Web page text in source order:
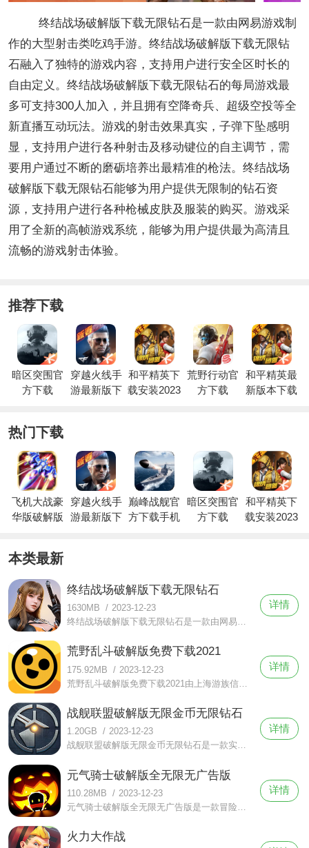
终结战场破解版下载无限钻石是一款由网易游戏制
作的大型射击类吃鸡手游。终结战场破解版下载无限钻
石融入了独特的游戏内容，支持用户进行安全区时长的
自由定义。终结战场破解版下载无限钻石的每局游戏最
多可支持300人加入，并且拥有空降奇兵、超级空投等全
新直播互动玩法。游戏的射击效果真实，子弹下坠感明
显，支持用户进行各种射击及移动键位的自主调节，需
要用户通过不断的磨砺培养出最精准的枪法。终结战场
破解版下载无限钻石能够为用户提供无限制的钻石资
源，支持用户进行各种枪械皮肤及服装的购买。游戏采
用了全新的高帧游戏系统，能够为用户提供最为高清且
流畅的游戏射击体验。
推荐下载
暗区突围官
方下载
穿越火线手
游最新版下
和平精英下
载安装2023
荒野行动官
方下载
和平精英最
新版本下载
热门下载
飞机大战豪
华版破解版
穿越火线手
游最新版下
巅峰战舰官
方下载手机
暗区突围官
方下载
和平精英下
载安装2023
本类最新
终结战场破解版下载无限钻石
1630MB / 2023-12-23
详情
荒野乱斗破解版免费下载2021
175.92MB / 2023-12-23
荒野乱斗破解版免费下载2021由上海游族信息技术有限公司设计制作，是一款非常火爆的3v3即时设计手游。游戏拥有着数十种不同的英雄角色设计，采用了节奏较快的pk竞技玩法。
详情
战舰联盟破解版无限金币无限钻石
1.20GB / 2023-12-23
战舰联盟破解版无限金币无限钻石是一款实时3D战舰海战手游，游戏中收录了各个国家的战舰可供玩家收集使用，航空母舰、战列舰、巡洋舰、驱逐舰四大舰种，超过上百艘拟真战舰任你操控，并且未来还会不断添加新的国家战舰。
详情
元气骑士破解版全无限无广告版
110.28MB / 2023-12-23
详情
火力大作战